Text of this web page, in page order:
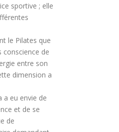
sportive ; elle
le Pilates que
conscience de
entre son
dimension a
a eu envie de
et de se
de